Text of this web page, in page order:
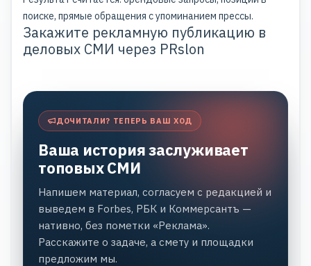
поиске, прямые обращения с упоминанием прессы.
Закажите рекламную публикацию в
деловых СМИ через PRslon
ДОЧИТАЛИ? ТЕПЕРЬ ВАШ ХОД
Ваша история заслуживает
топовых СМИ
Напишем материал, согласуем с редакцией и
выведем в Forbes, РБК и Коммерсантъ —
нативно, без пометки «Реклама».
Расскажите о задаче, а смету и площадки
предложим мы.